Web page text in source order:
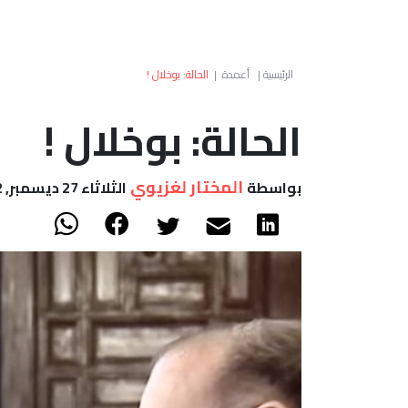
الرئيسية| أعمدة | الحالة: بوخلال !
الحالة: بوخلال !
بواسطة المختار لغزيوي الثلاثاء 27 ديسمبر, 2022 - 08:44